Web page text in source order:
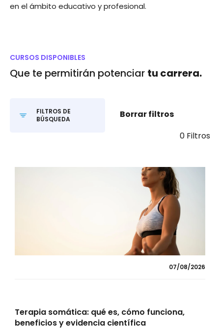
en el ámbito educativo y profesional.
CURSOS DISPONIBLES
Que te permitirán potenciar tu carrera.
FILTROS DE
BÚSQUEDA
Borrar filtros
0 Filtros
07/08/2026
Terapia somática: qué es, cómo funciona,
beneficios y evidencia científica